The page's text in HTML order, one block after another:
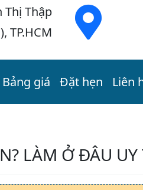
Thị Thập
TP.HCM
Bảng giá Đặt hẹn Liên
LÀM Ở ĐÂU UY